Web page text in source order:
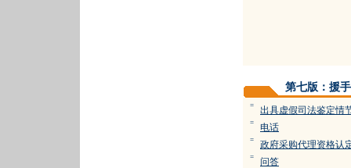
第七版：援手
= 出具虚假司法鉴定情
= 电话
= 政府采购代理资格认
= 问答